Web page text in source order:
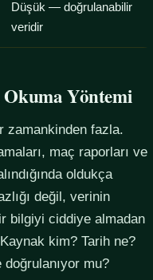
Düşük — doğrulanabilir
veridir
Yöntemi
zamankinden fazla.
maç raporları ve
oldukça
değil, verinin
bilgiyi ciddiye almadan
kim? Tarih ne?
doğrulanıyor mu?